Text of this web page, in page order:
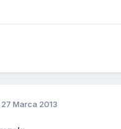
27 Marca 2013